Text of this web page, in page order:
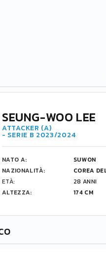
SEUNG-WOO LEE
ATTACKER (A)
- SERIE B 2023/2024
NATO A:
SUWON
NAZIONALITÀ:
COREA
ETÀ:
28 ANNI
ALTEZZA:
174 CM